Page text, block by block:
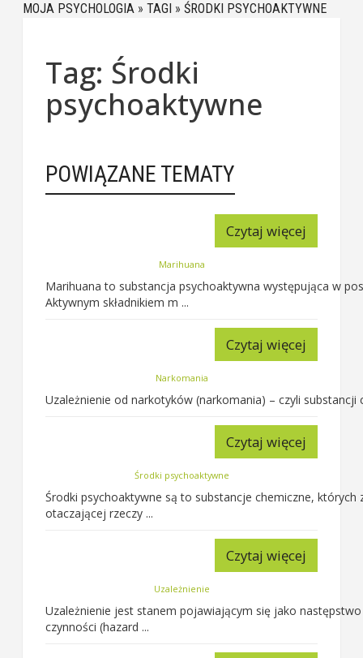
MOJA PSYCHOLOGIA » TAGI » ŚRODKI PSYCHOAKTYWNE
Tag: Środki
psychoaktywne
POWIĄZANE TEMATY
Czytaj więcej
Marihuana
Marihuana to substancja psychoaktywna występująca w
Aktywnym składnikiem m ...
Czytaj więcej
Narkomania
Uzależnienie od narkotyków (narkomania) – czyli
Czytaj więcej
Środki psychoaktywne
Środki psychoaktywne są to substancje chemiczne,
otaczającej rzeczy ...
Czytaj więcej
Uzależnienie
Uzależnienie jest stanem pojawiającym się jako
czynności (hazard ...